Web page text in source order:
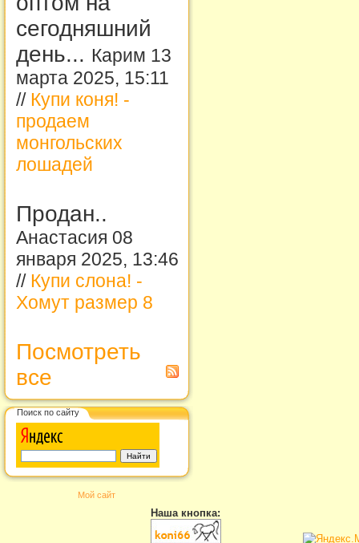
сегодняшний
день... Карим 13
марта 2025, 15:11
// Купи коня! -
продаем
монгольских
лошадей
Продан..
Анастасия 08
января 2025, 13:46
// Купи слона! -
Хомут размер 8
Посмотреть
все
Поиск по сайту
Мой сайт
Наша кнопка: